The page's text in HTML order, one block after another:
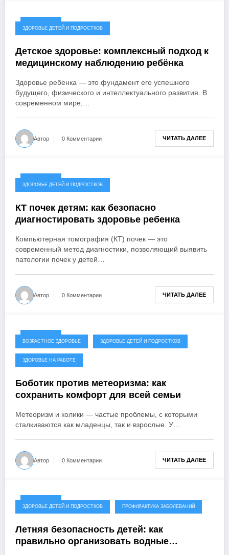
05.08.2025
ЗДОРОВЬЕ ДЕТЕЙ И ПОДРОСТКОВ
Детское здоровье: комплексный подход к
медицинскому наблюдению ребёнка
Здоровье ребенка — это фундамент его успешного
будущего, физического и интеллектуального развития. В
современном мире,…
Автор 0 Комментарии ЧИТАТЬ ДАЛЕЕ
05.08.2025
ЗДОРОВЬЕ ДЕТЕЙ И ПОДРОСТКОВ
КТ почек детям: как безопасно
диагностировать здоровье ребенка
Компьютерная томография (КТ) почек — это
современный метод диагностики, позволяющий выявить
патологии почек у детей…
Автор 0 Комментарии ЧИТАТЬ ДАЛЕЕ
27.07.2025
ВОЗРАСТНОЕ ЗДОРОВЬЕ ЗДОРОВЬЕ ДЕТЕЙ И ПОДРОСТКОВ
ЗДОРОВЬЕ НА РАБОТЕ
Боботик против метеоризма: как
сохранить комфорт для всей семьи
Метеоризм и колики — частые проблемы, с которыми
сталкиваются как младенцы, так и взрослые. У…
Автор 0 Комментарии ЧИТАТЬ ДАЛЕЕ
24.06.2025
ЗДОРОВЬЕ ДЕТЕЙ И ПОДРОСТКОВ ПРОФИЛАКТИКА ЗАБОЛЕВАНИЙ
Летняя безопасность детей: как
правильно организовать водные